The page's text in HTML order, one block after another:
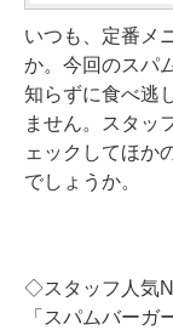
いつも、定番メ
か。今回のスパ
知らずに食べ逃
ません。スタッ
ェックしてほか
でしょうか。
◇スタッフ人気
「スパムバー